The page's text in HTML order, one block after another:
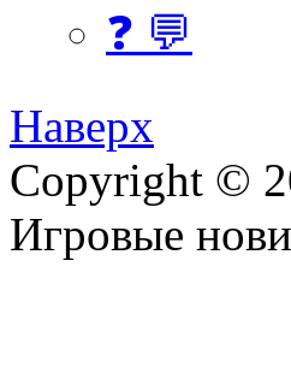
❓ 💬
Наверх
Copyright ©
Игровые